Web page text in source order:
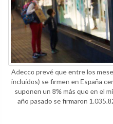
Adecco prevé que entre los
incluidos) se firmen en España
suponen un 8% más que en el
año pasado se firmaron